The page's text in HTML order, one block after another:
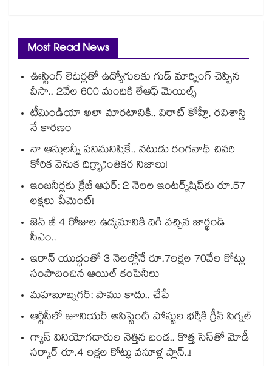
Most Read News
ఊస్టింగ్ లెటర్లతో ఉద్యోగులకు గుడ్ మార్నింగ్ చెప్పిన
వీసా.. 2వేల 600 మందికి లేఆఫ్ మెయిల్స్
టీమిండియా అలా మారటానికి.. విరాట్ కోహ్లీ, రవిశాస్త్రి
నే కారణం
నా ఆస్తులన్నీ పనిమనిషికే.. నటుడు రంగనాథ్ చివరి
కోరిక వెనుక దిగ్భ్రాంతికర నిజాలు!
ఇంజనీర్లకు క్రేజీ ఆఫర్: 2 నెలల ఇంటర్న్‌షిప్‌కు రూ.57
లక్షలు పేమెంట్!
జెన్ జీ 4 రోజుల ఉద్యమానికి దిగి వచ్చిన జార్ఖండ్
సీఎం..
ఇరాన్ యుద్ధంతో 3 నెలల్లోనే రూ.7లక్షల 70వేల కోట్లు
సంపాదించిన ఆయిల్ కంపెనీలు
మహబూబ్నగర్: పాము కాదు.. చేపే
ఆర్టీసీలో జూనియర్ అసిస్టెంట్‌‌ పోస్టుల భర్తీకి గ్రీన్‌‌ సిగ్నల్
గ్యాస్ వినియోగదారుల నెత్తిన బండ.. కొత్త సెస్‌తో మోడీ
సర్కార్ రూ.4 లక్షల కోట్లు వసూళ్ల ప్లాన్..!